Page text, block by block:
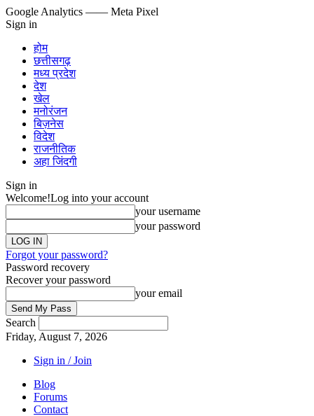
Google Analytics —— Meta Pixel
Sign in
होम
छत्तीसगढ़
मध्य प्रदेश
देश
खेल
मनोरंजन
बिज़नेस
विदेश
राजनीतिक
अहा जिंदगी
Sign in
Welcome!Log into your account
your username
your password
Forgot your password?
Password recovery
Recover your password
your email
Search
Friday, August 7, 2026
Sign in / Join
Blog
Forums
Contact